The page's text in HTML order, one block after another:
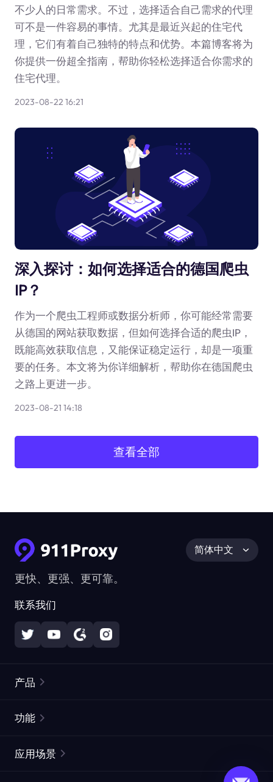
不少人的日常需求。不过，选择适合自己需求的代理
可不是一件容易的事情。尤其是最近兴起的住宅代
理，它们有着自己独特的特点和优势。本篇博客将为
你提供一份超全指南，帮助你轻松选择适合你需求的
住宅代理。
2023-08-22 16:21
深入探讨：如何选择适合的德国爬虫
IP？
作为一个爬虫工程师或数据分析师，你可能经常需要
从德国的网站获取数据，但如何选择合适的爬虫IP，
既能高效获取信息，又能保证稳定运行，却是一项重
要的任务。本文将为你详细解析，帮助你在德国爬虫
之路上更进一步。
2023-08-21 14:18
查看全部
更快、更强、更可靠。
联系我们
简体中文
产品
静态住宅代理
功能
应用场景